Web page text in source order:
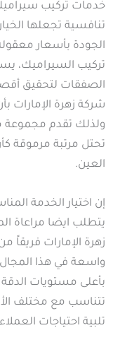
خدمات تركيب
تنافسية تجعلها
الجودة بأسعار
تركيب السيراميك،
الصفقات لتحقيق
شركة زهرة الإمارات
ولذلك تقدم مجموعة
تحتل مرتبة مرموقة
العين.
إن اختيار الخدمة
يتطلب ايضا مراعاة
زهرة الإمارات فريقاً
واسعة في هذا
بأعلى مستويات الدقة
تتناسب مع مختلف
تلبية احتياجات